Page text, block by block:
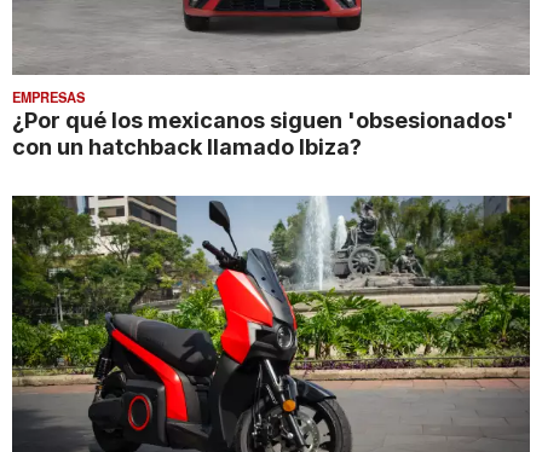
EMPRESAS
¿Por qué los mexicanos siguen 'obsesionados'
con un hatchback llamado Ibiza?